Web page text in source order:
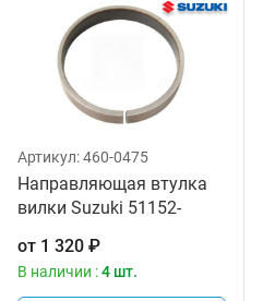
Артикул:460-0475
Направляющая втулка
вилки Suzuki 51152-
от 1 320 ₽
В наличии :4 шт.